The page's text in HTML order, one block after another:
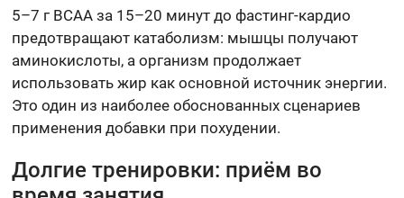
5–7 г BCAA за 15–20 минут до фастинг-кардио
предотвращают катаболизм: мышцы получают
аминокислоты, а организм продолжает
использовать жир как основной источник энергии.
Это один из наиболее обоснованных сценариев
применения добавки при похудении.
Долгие тренировки: приём во